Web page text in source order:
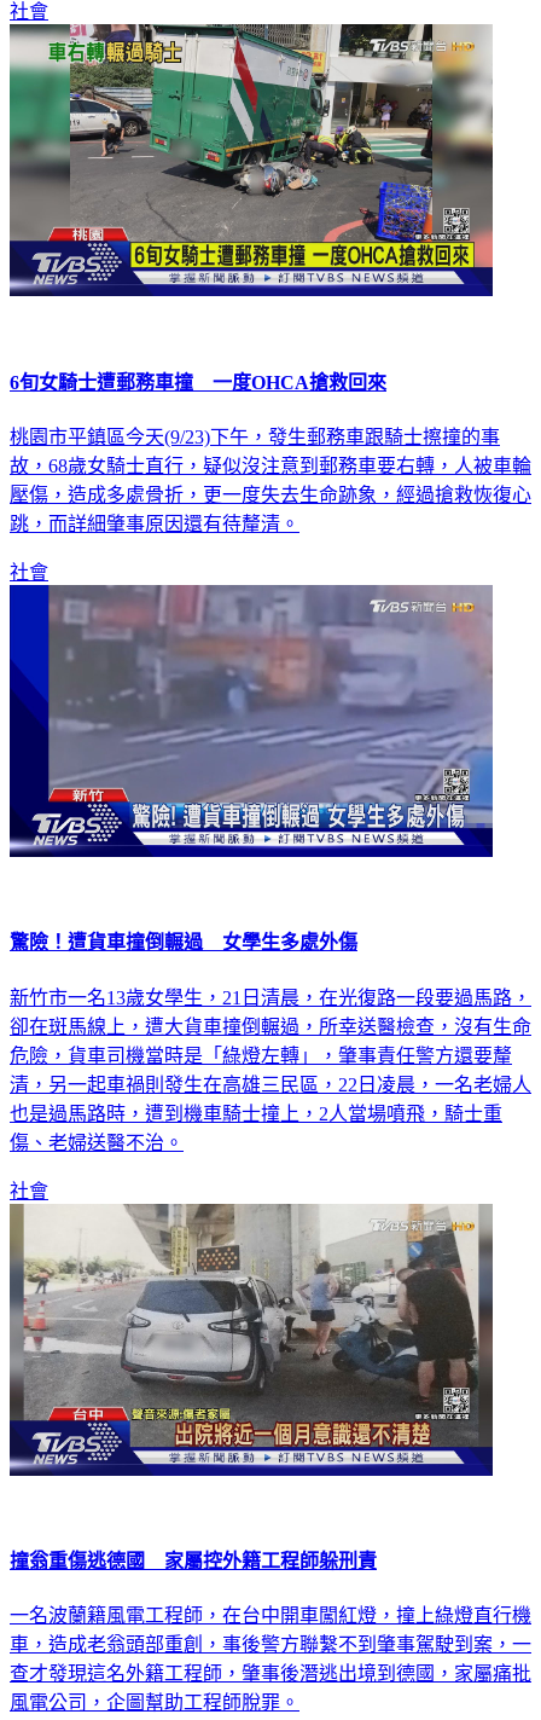
社會
6旬女騎士遭郵務車撞 一度OHCA搶救回來
桃園市平鎮區今天(9/23)下午，發生郵務車跟騎士擦撞的事
故，68歲女騎士直行，疑似沒注意到郵務車要右轉，人被車輪
壓傷，造成多處骨折，更一度失去生命跡象，經過搶救恢復心
跳，而詳細肇事原因還有待釐清。
社會
驚險！遭貨車撞倒輾過 女學生多處外傷
新竹市一名13歲女學生，21日清晨，在光復路一段要過馬路，
卻在斑馬線上，遭大貨車撞倒輾過，所幸送醫檢查，沒有生命
危險，貨車司機當時是「綠燈左轉」，肇事責任警方還要釐
清，另一起車禍則發生在高雄三民區，22日凌晨，一名老婦人
也是過馬路時，遭到機車騎士撞上，2人當場噴飛，騎士重
傷、老婦送醫不治。
社會
撞翁重傷逃德國 家屬控外籍工程師躲刑責
一名波蘭籍風電工程師，在台中開車闖紅燈，撞上綠燈直行機
車，造成老翁頭部重創，事後警方聯繫不到肇事駕駛到案，一
查才發現這名外籍工程師，肇事後潛逃出境到德國，家屬痛批
風電公司，企圖幫助工程師脫罪。